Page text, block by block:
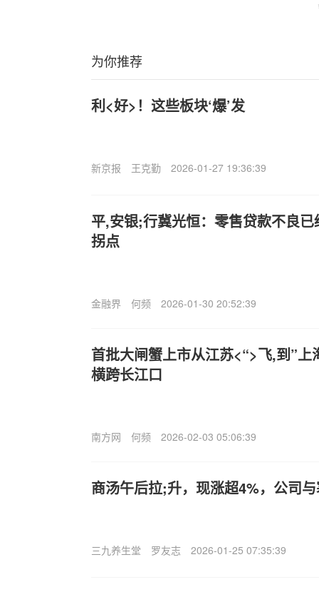
为你推荐
利<好>！这些板块‘爆’发
新京报 王克勤 2026-01-27 19:36:39
平,安银;行冀光恒：零售贷款不良
拐点
金融界 何频 2026-01-30 20:52:39
首批大闸蟹上市从江苏<“>飞,到”上
横跨长江口
南方网 何频 2026-02-03 05:06:39
商汤午后拉;升，现涨超4%，公司
三九养生堂 罗友志 2026-01-25 07:35:39